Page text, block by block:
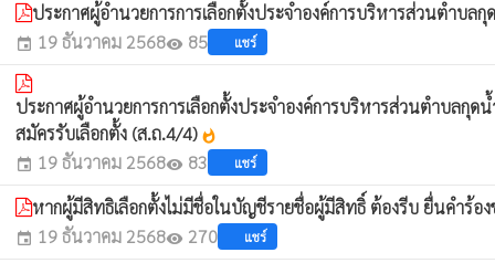
ประกาศผู้อำนวยการการเลือกตั้งประจำองค์การบริหารส่วนตำบล
event 19 ธันวาคม 2568visibility 85 แชร์
ประกาศผู้อำนวยการการเลือกตั้งประจำองค์การบริหารส่วนตำบลกุด
สมัครรับเลือกตั้ง (ส.ถ.4/4) whatshot
event 19 ธันวาคม 2568visibility 83 แชร์
หากผู้มีสิทธิเลือกตั้งไม่มีชื่อในบัญชีรายชื่อผู้มีสิทธิ์ ต้องรีบ ยื่นคำร้
event 19 ธันวาคม 2568visibility 270 แชร์